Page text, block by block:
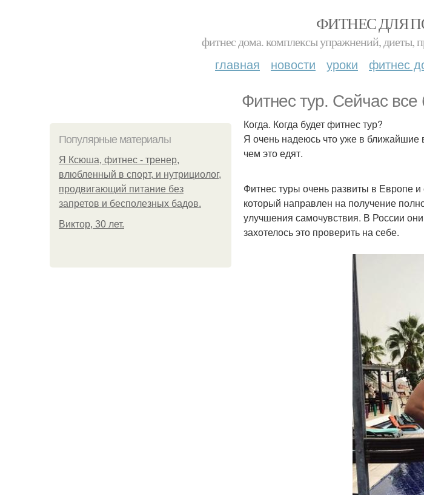
ФИТНЕС ДЛЯ
фитнес дома. комплексы упражнений, диеты,
главная новости уроки фитнес
Фитнес тур. Сейчас все
Популярные материалы
Я Ксюша, фитнес - тренер,
влюбленный в спорт, и нутрициолог,
продвигающий питание без
запретов и бесполезных бадов.
Виктор, 30 лет.
Когда. Когда будет фитнес тур?
Я очень надеюсь что уже в ближайшие
чем это едят.
Фитнес туры очень развиты в Европе
который направлен на получение
улучшения самочувствия. В России
захотелось это проверить на себе.